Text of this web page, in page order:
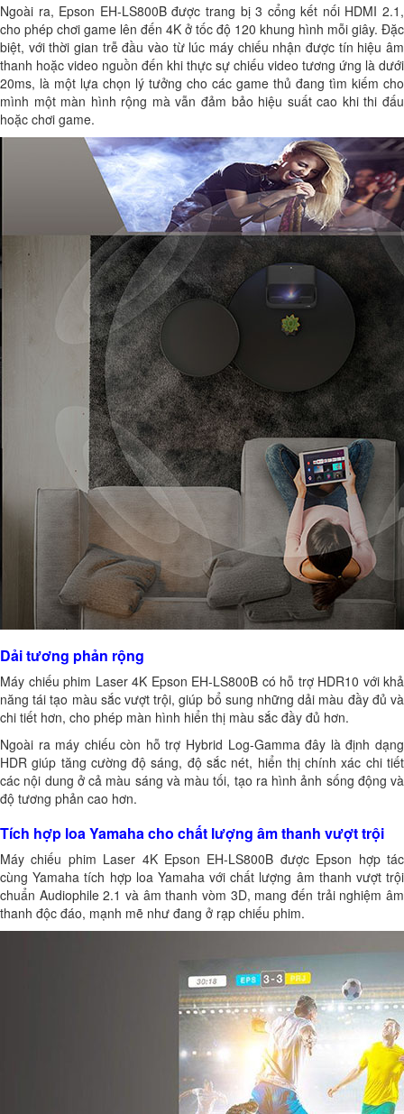
Ngoài ra, Epson EH-LS800B được trang bị 3 cổng kết nối HDMI 2.1,
cho phép chơi game lên đến 4K ở tốc độ 120 khung hình mỗi giây. Đặc
biệt, với thời gian trễ đầu vào từ lúc máy chiếu nhận được tín hiệu âm
thanh hoặc video nguồn đến khi thực sự chiếu video tương ứng là dưới
20ms, là một lựa chọn lý tưởng cho các game thủ đang tìm kiếm cho
mình một màn hình rộng mà vẫn đảm bảo hiệu suất cao khi thi đấu
hoặc chơi game.
Dải tương phản rộng
Máy chiếu phim Laser 4K Epson EH-LS800B có hỗ trợ HDR10 với khả
năng tái tạo màu sắc vượt trội, giúp bổ sung những dải màu đầy đủ và
chi tiết hơn, cho phép màn hình hiển thị màu sắc đầy đủ hơn.
Ngoài ra máy chiếu còn hỗ trợ Hybrid Log-Gamma đây là định dạng
HDR giúp tăng cường độ sáng, độ sắc nét, hiển thị chính xác chi tiết
các nội dung ở cả màu sáng và màu tối, tạo ra hình ảnh sống động và
độ tương phản cao hơn.
Tích hợp loa Yamaha cho chất lượng âm thanh vượt trội
Máy chiếu phim Laser 4K Epson EH-LS800B được Epson hợp tác
cùng Yamaha tích hợp loa Yamaha với chất lượng âm thanh vượt trội
chuẩn Audiophile 2.1 và âm thanh vòm 3D, mang đến trải nghiệm âm
thanh độc đáo, mạnh mẽ như đang ở rạp chiếu phim.